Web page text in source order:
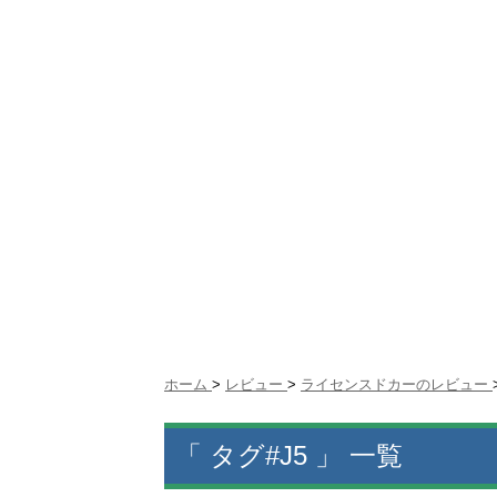
ホーム > レビュー > ライセンスドカーのレビュー
「 タグ#J5 」 一覧